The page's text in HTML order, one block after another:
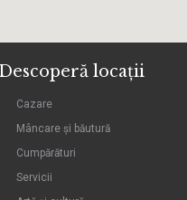
Descoperă locații
Cazare
Mâncare și băutură
Cumpărături
Servicii